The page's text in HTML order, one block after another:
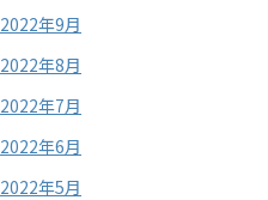
2022年9月
2022年8月
2022年7月
2022年6月
2022年5月